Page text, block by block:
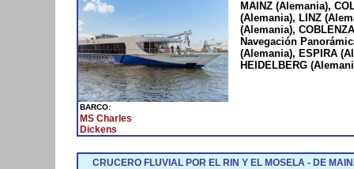
BARCO:
MS Charles
Dickens
MAINZ (Alemania),
(Alemania), LINZ
(Alemania),
Navegación
(Alemania), ESPIRA
HEIDELBERG
CRUCERO FLUVIAL POR EL RIN Y EL MOSELA - DE